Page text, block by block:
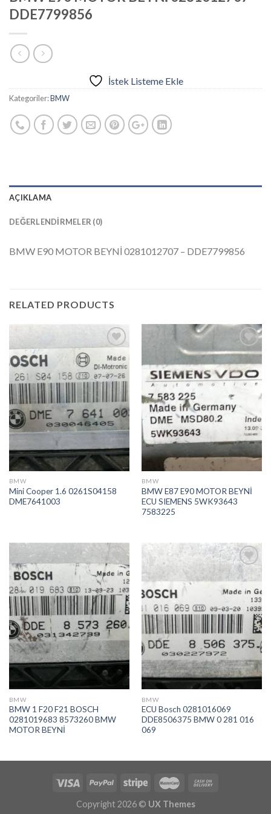
DDE7799856
İstek Listeme Ekle
Kategoriler:BMW
AÇIKLAMA
DEĞERLENDIRMELER (0)
BMW E90 MOTOR BEYNİ 0281012707 – DDE7799856
RELATED PRODUCTS
İstek
Listeme
BMW
Mini Cooper 1.6 0261S04158
DME7641003
İstek
Listeme
BMW
BMW E87 E90 MOTOR BEYNİ
ECU SIEMENS 5WK93643
7583225
İstek
Listeme
Ekle
BMW
BMW 1 F20 F21 BOSCH
0281019683 8573260 BMW
MOTOR BEYNİ
İstek
Listeme
Ekle
BMW
ECU Bosch 0281016069
DDE8506375 BMW 0 281 016
069
Copyright 2026 © UX Themes